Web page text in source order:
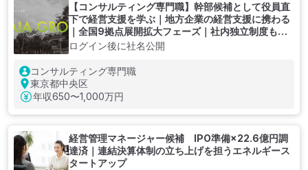
【コンサルティング専門職】幹部候補として役員直
下で経営支援を学ぶ｜地方企業の経営支援に携わる
｜全国9拠点展開拡大フェーズ｜社内独立制度もあ
り
ログイン後に社名公開
コンサルティング専門職
東京都中央区
年収650〜1,000万円
経営管理マネージャー候補 IPO準備×22.6億円調
達済｜連結決算体制の立ち上げを担うエネルギース
タートアップ